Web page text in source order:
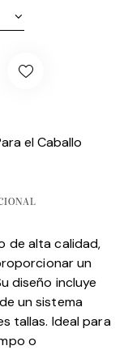
el Caballo
de alta calidad,
un
diseño incluye
un sistema
tallas. Ideal para
o